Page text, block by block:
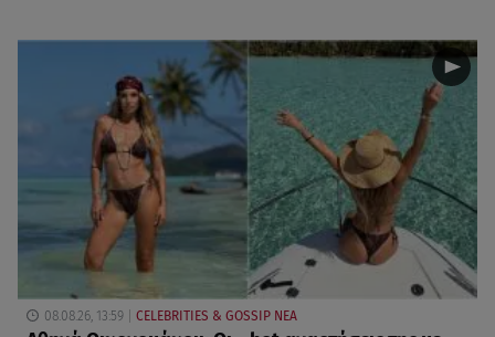
08.08.26, 13:59 CELEBRITIES & GOSSIP ΝΕΑ